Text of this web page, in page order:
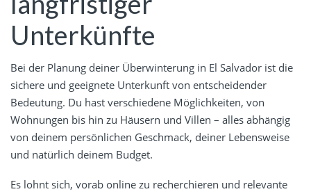
Unterkünfte
Bei der Planung deiner Überwinterung in El Salvador ist die
sichere und geeignete Unterkunft von entscheidender
Bedeutung. Du hast verschiedene Möglichkeiten, von
Wohnungen bis hin zu Häusern und Villen – alles abhängig
von deinem persönlichen Geschmack, deiner Lebensweise
und natürlich deinem Budget.
Es lohnt sich, vorab online zu recherchieren und relevante